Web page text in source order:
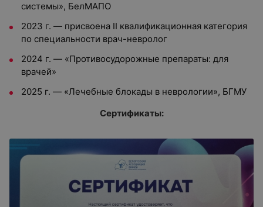
системы», БелМАПО
2023 г. — присвоена II квалификационная категория
по специальности врач-невролог
2024 г. — «Противосудорожные препараты: для
врачей»
2025 г. — «Лечебные блокады в неврологии», БГМУ
Сертификаты: